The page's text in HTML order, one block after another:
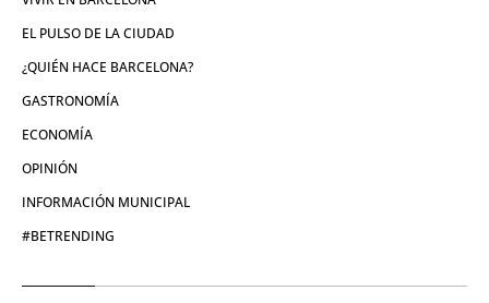
EL PULSO DE LA CIUDAD
¿QUIÉN HACE BARCELONA?
GASTRONOMÍA
ECONOMÍA
OPINIÓN
INFORMACIÓN MUNICIPAL
#BETRENDING